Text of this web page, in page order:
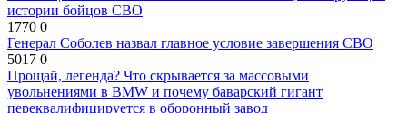
истории бойцов СВО
1770 0
Генерал Соболев назвал главное условие завершения СВО
5017 0
Прощай, легенда? Что скрывается за массовыми
увольнениями в BMW и почему баварский гигант
переквалифицируется в оборонный завод